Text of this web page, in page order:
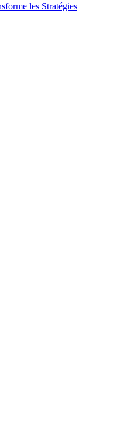
les Stratégies